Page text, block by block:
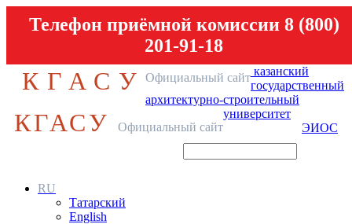
Телефон приёмной комиссии 8 (800)
201-91-18
КГАСУ Официальный сайт казанский
государственный
архитектурно-строительный
университет
КГАСУ Официальный сайт ЭИОС
RU
Татарский
English